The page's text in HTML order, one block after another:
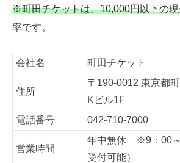
※町田チケットは、10,000円以下の
率です。
会社名 町田チケット
住所
〒190-0012 東京都
Kビル1F
電話番号
042-710-7000
営業時間
年中無休 ※9：00～
受付可能）